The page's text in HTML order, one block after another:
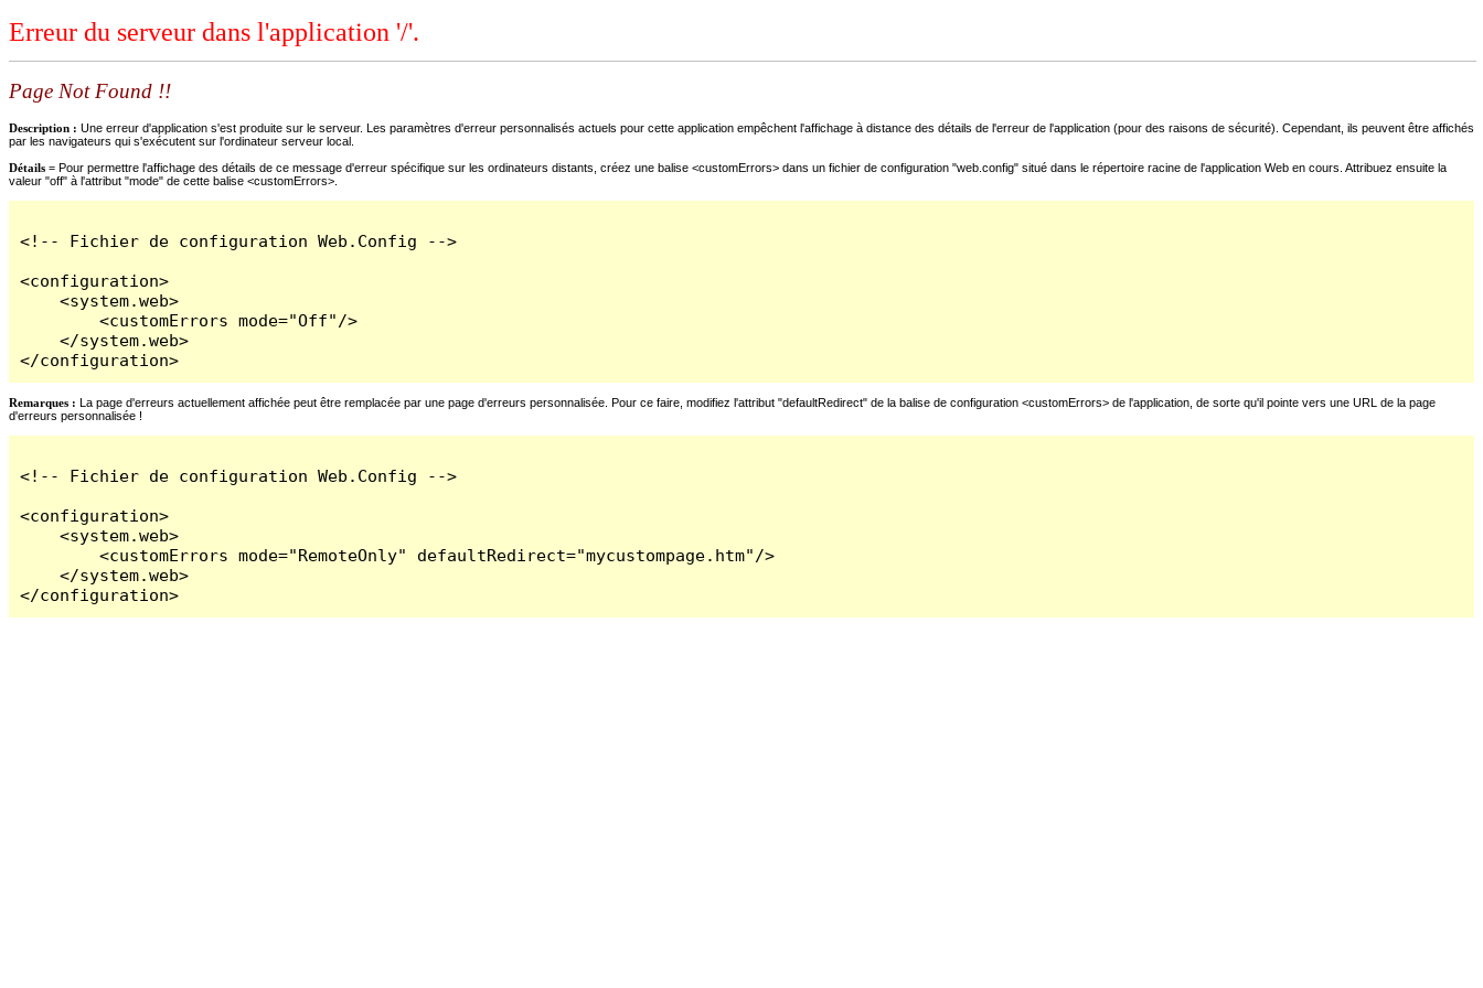
Erreur du serveur dans l'application '/'.
Page Not Found !!
Description : Une erreur d'application s'est produite sur le serveur. Les paramètres d'erreur personnalisés actuels pour cette application empêchent l'affichage à distance des détails de l'erreur de l'application (pour des raisons de sécurité). Cependant, ils peuvent être affichés
par les navigateurs qui s'exécutent sur l'ordinateur serveur local.
Détails = Pour permettre l'affichage des détails de ce message d'erreur spécifique sur les ordinateurs distants, créez une balise <customErrors> dans un fichier de configuration "web.config" situé dans le répertoire racine de l'application Web en cours. Attribuez ensuite la
valeur "off" à l'attribut "mode" de cette balise <customErrors>.
<!-- Fichier de configuration Web.Config -->
<configuration>
    <system.web>
        <customErrors mode="Off"/>
    </system.web>
</configuration>
Remarques : La page d'erreurs actuellement affichée peut être remplacée par une page d'erreurs personnalisée. Pour ce faire, modifiez l'attribut "defaultRedirect" de la balise de configuration <customErrors> de l'application, de sorte qu'il pointe vers une URL de la page
d'erreurs personnalisée !
<!-- Fichier de configuration Web.Config -->
<configuration>
    <system.web>
        <customErrors mode="RemoteOnly" defaultRedirect="mycustompage.htm"/>
    </system.web>
</configuration>